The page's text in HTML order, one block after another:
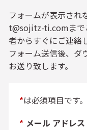
フォームが表示さ
t@sojitz-ti.comまで
者からすぐにご連絡
フォーム送信後、ダ
お送り致します。
*は必須項目です。
* メール アドレス